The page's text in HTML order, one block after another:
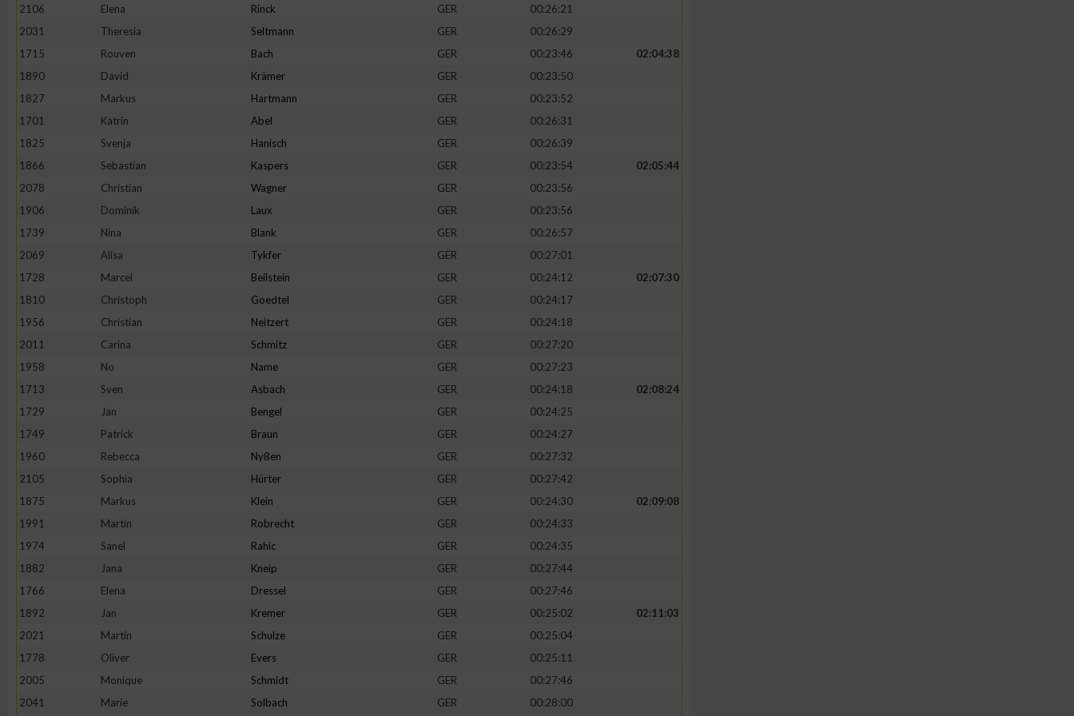
2106
Elena Rinck GER
00:26:21
2031
Theresia Seltmann GER
00:26:29
1715
Rouven Bach GER 00:23:46
02:04:38
1890
David Krämer GER
00:23:50
1827
Markus Hartmann GER
00:23:52
1701
Katrin Abel GER
00:26:31
1825
Svenja Hanisch GER
00:26:39
1866
Sebastian Kaspers GER 00:23:54
02:05:44
2078
Christian Wagner GER
00:23:56
1906
Dominik Laux GER
00:23:56
1739
Nina Blank GER
00:26:57
2069
Alisa Tykfer GER
00:27:01
1728
Marcel Beilstein GER 00:24:12
02:07:30
1810
Christoph Goedtel GER
00:24:17
1956
Christian Neitzert GER
00:24:18
2011
Carina Schmitz GER
00:27:20
1958
No Name GER
00:27:23
1713
Sven Asbach GER 00:24:18
02:08:24
1729
Jan Bengel GER
00:24:25
1749
Patrick Braun GER
00:24:27
1960
Rebecca Nyßen GER
00:27:32
2105
Sophia Hürter GER
00:27:42
1875
Markus Klein GER 00:24:30
02:09:08
1991
Martin Robrecht GER
00:24:33
1974
Sanel Rahic GER
00:24:35
1882
Jana Kneip GER
00:27:44
1766
Elena Dressel GER
00:27:46
1892
Jan Kremer GER 00:25:02
02:11:03
2021
Martin Schulze GER
00:25:04
1778
Oliver Evers GER
00:25:11
2005
Monique Schmidt GER
00:27:46
2041
Marie Solbach GER 00:28:00
Erstellung von Profilen zur Personalisierung von Inhalten
Verwendung von Profilen zur Auswahl personalisierter Inhalte
verschiedenen Quellen
Entwicklung und Verbesserung der Angebote
Verwendung reduzierter Daten zur Auswahl von Inhalten
IAB-Besonderheiten:
Verwendung genauer Standortdaten
Nicht-IAB-Verarbeitungszwecke:
Performance
Funktional
Werbung